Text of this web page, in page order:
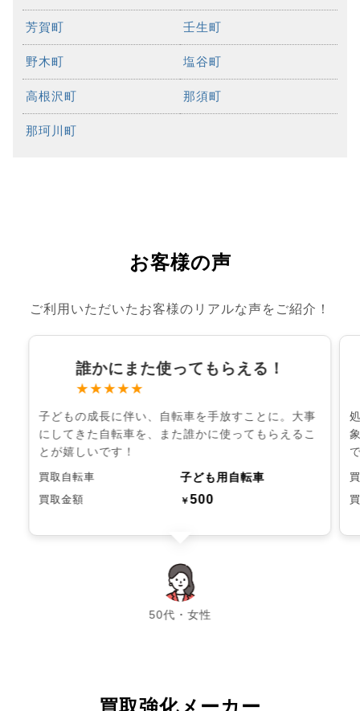
芳賀町 壬生町
野木町 塩谷町
高根沢町 那須町
那珂川町
お客様の声
ご利用いただいたお客様のリアルな声をご紹介！
誰かにまた使ってもらえる！
★★★★★
子どもの成長に伴い、自転車を手放すことに。大事
にしてきた自転車を、また誰かに使ってもらえるこ
とが嬉しいです！
買取自転車 子ども用自転車
買取金額 ￥500
50代・女性
chevron_left chevron_right
買取強化メーカー